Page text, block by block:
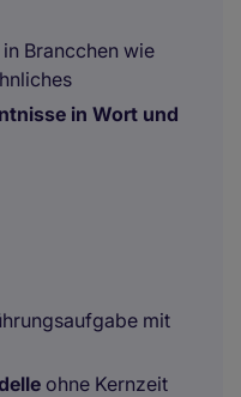
Brancchen wie
in Wort und
mit
ohne Kernzeit